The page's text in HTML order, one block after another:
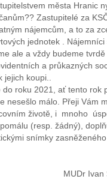
města Hranic
Zastupitelé za
nájemcům, a to za
jednotek .
ale a vždy budeme
a průkazných
jejich koupi..
roku 2021, ať tento rok
nesešlo málo. Přeji Vám
životě, i mnoho
(resp. žádný),
snímky zasněženého